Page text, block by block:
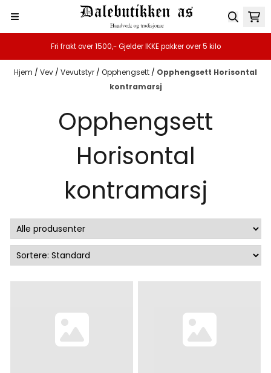
Hopp til innhold
Fri frakt over 1500,- Gjelder IKKE pakker over 5 kilo
Hjem / Vev / Vevutstyr / Opphengsett / Opphengsett Horisontal
kontramarsj
Opphengsett
Horisontal
kontramarsj